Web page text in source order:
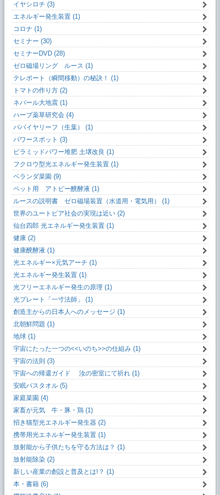
イヤシロチ (3)
エネルギー発生装置 (1)
コロナ (1)
セミナー (30)
セミナーDVD (28)
ゼロ磁場リング ルース (1)
テレポート（瞬間移動）の秘訣！ (1)
トマトの作り方 (2)
ネパール大地震 (1)
ハーブ薬草研究会 (4)
パパイヤリーフ（生葉） (1)
パワースポット (3)
ピラミッドパワー堆肥 土壌改良 (1)
フクロウ型光エネルギー発生装置 (1)
ベランダ菜園 (9)
ペット用 アトピー醗酵液 (1)
ルースの説明書 ゼロ磁場装置（水道用・電気用） (1)
世界のユートピア社会の実現は近い (2)
仙台四郎 光エネルギー発生装置 (1)
健康 (2)
健康醗酵液 (1)
光エネルギー×元気アーチ (1)
光エネルギー発生装置 (1)
光フリーエネルギー発生の原理 (1)
光プレート「一寸法師」 (1)
創造主からの日本人へのメッセージ (1)
北朝鮮問題 (1)
地球 (1)
宇宙にたった一つの<<いのち>>の仕組み (1)
宇宙の法則 (3)
宇宙への帰還ガイド 汝の密室にて祈れ (1)
安眠バスタオル (5)
家庭菜園 (4)
家畜が元気 牛・豚・鶏 (1)
招き猫型光エネルギー発生器 (2)
携帯用光エネルギー発生装置 (1)
放射能から子供たちを守る方法は？ (1)
放射能除染 (2)
新しい産業の創設と普及とは!？ (1)
本・書籍 (6)